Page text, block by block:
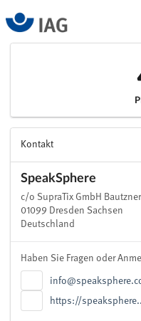
Kontakt
SpeakSphere
c/o SupraTix GmbH
01099 Dresden Sachsen
Deutschland
Haben Sie Fragen oder
https://